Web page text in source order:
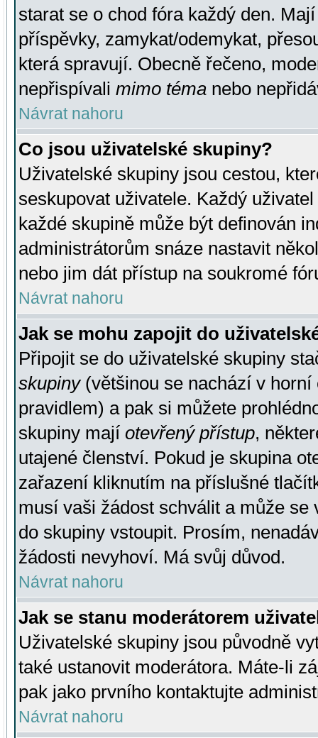
starat se o chod fóra každý den.
příspěvky, zamykat/odemykat,
která spravují. Obecně řečeno,
nepřispívali mimo téma nebo
Návrat nahoru
Co jsou uživatelské skupiny?
Uživatelské skupiny jsou cestou,
seskupovat uživatele. Každý
každé skupině může být definován
administrátorům snáze nastavit
nebo jim dát přístup na soukromé
Návrat nahoru
Jak se mohu zapojit do
Připojit se do uživatelské skupiny
skupiny(většinou se nachází v horní
pravidlem) a pak si můžete
skupiny mají otevřený přístup,
utajené členství. Pokud je skupina
zařazení kliknutím na příslušné
musí vaši žádost schválit a může se
do skupiny vstoupit. Prosím,
žádosti nevyhoví. Má svůj důvod.
Návrat nahoru
Jak se stanu moderátorem
Uživatelské skupiny jsou původně
také ustanovit moderátora. Máte-li
pak jako prvního kontaktujte
Návrat nahoru